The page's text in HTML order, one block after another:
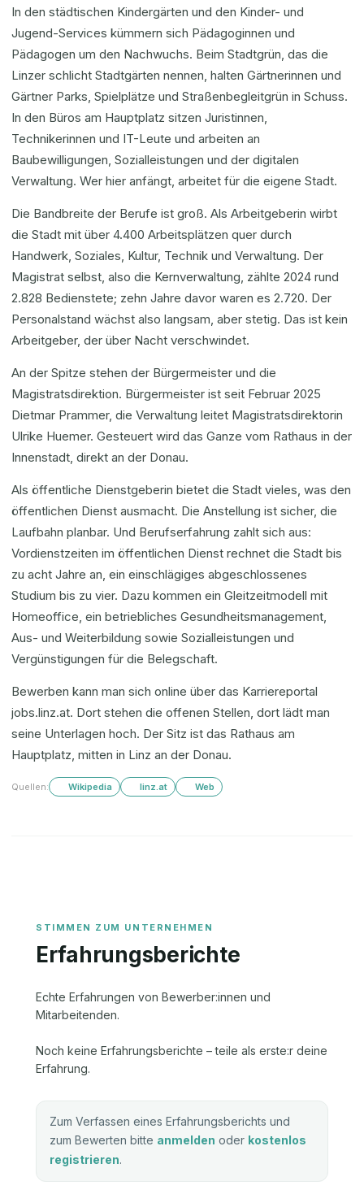
In den städtischen Kindergärten und den Kinder- und
Jugend-Services kümmern sich Pädagoginnen und
Pädagogen um den Nachwuchs. Beim Stadtgrün, das die
Linzer schlicht Stadtgärten nennen, halten Gärtnerinnen und
Gärtner Parks, Spielplätze und Straßenbegleitgrün in Schuss.
In den Büros am Hauptplatz sitzen Juristinnen,
Technikerinnen und IT-Leute und arbeiten an
Baubewilligungen, Sozialleistungen und der digitalen
Verwaltung. Wer hier anfängt, arbeitet für die eigene Stadt.
Die Bandbreite der Berufe ist groß. Als Arbeitgeberin wirbt
die Stadt mit über 4.400 Arbeitsplätzen quer durch
Handwerk, Soziales, Kultur, Technik und Verwaltung. Der
Magistrat selbst, also die Kernverwaltung, zählte 2024 rund
2.828 Bedienstete; zehn Jahre davor waren es 2.720. Der
Personalstand wächst also langsam, aber stetig. Das ist kein
Arbeitgeber, der über Nacht verschwindet.
An der Spitze stehen der Bürgermeister und die
Magistratsdirektion. Bürgermeister ist seit Februar 2025
Dietmar Prammer, die Verwaltung leitet Magistratsdirektorin
Ulrike Huemer. Gesteuert wird das Ganze vom Rathaus in der
Innenstadt, direkt an der Donau.
Als öffentliche Dienstgeberin bietet die Stadt vieles, was den
öffentlichen Dienst ausmacht. Die Anstellung ist sicher, die
Laufbahn planbar. Und Berufserfahrung zahlt sich aus:
Vordienstzeiten im öffentlichen Dienst rechnet die Stadt bis
zu acht Jahre an, ein einschlägiges abgeschlossenes
Studium bis zu vier. Dazu kommen ein Gleitzeitmodell mit
Homeoffice, ein betriebliches Gesundheitsmanagement,
Aus- und Weiterbildung sowie Sozialleistungen und
Vergünstigungen für die Belegschaft.
Bewerben kann man sich online über das Karriereportal
jobs.linz.at. Dort stehen die offenen Stellen, dort lädt man
seine Unterlagen hoch. Der Sitz ist das Rathaus am
Hauptplatz, mitten in Linz an der Donau.
Quellen: Wikipedia linz.at Web
Erfahrungsberichte
Echte Erfahrungen von Bewerber:innen und
Mitarbeitenden.
Noch keine Erfahrungsberichte – teile als erste:r deine
Erfahrung.
Zum Verfassen eines Erfahrungsberichts und
zum Bewerten bitte anmelden oder kostenlos
registrieren.